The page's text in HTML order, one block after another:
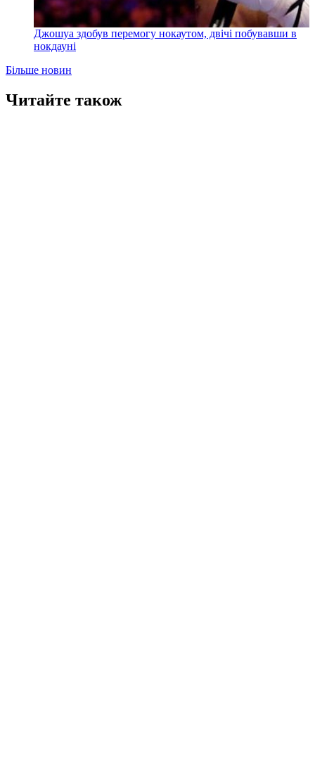
Джошуа здобув перемогу нокаутом, двічі побувавши в
нокдауні
Більше новин
Читайте також